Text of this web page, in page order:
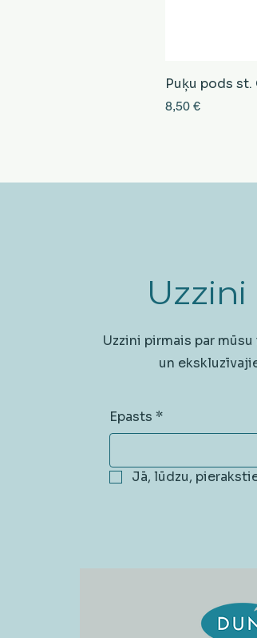
Puķu pods
Cena
8,50 €
Uzzini pirmais par
un
Epasts *
Jā, lūdzu,